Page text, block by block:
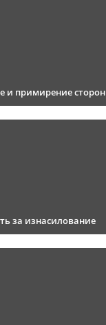
и примирение сторон
за изнасилование